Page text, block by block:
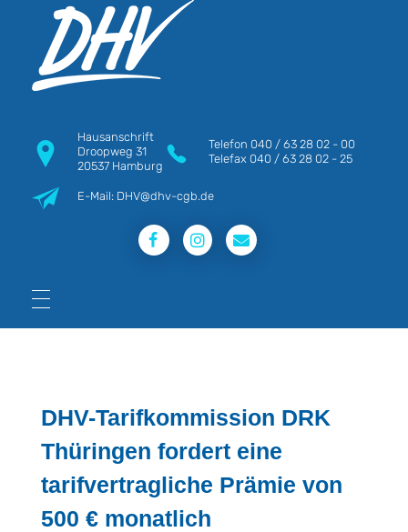
Hausanschrift
Droopweg 31
20537 Hamburg
Telefon 040 / 63 28 02 - 00
Telefax 040 / 63 28 02 - 25
E-Mail: DHV@dhv-cgb.de
DHV-Tarifkommission DRK
Thüringen fordert eine
tarifvertragliche Prämie von
500 € monatlich